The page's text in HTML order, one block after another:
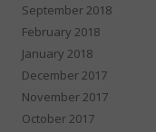
September 2018
February 2018
January 2018
December 2017
November 2017
October 2017